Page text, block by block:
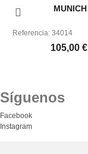
MUNICH
Referencia: 34014
105,00 €
Síguenos
Facebook
Instagram